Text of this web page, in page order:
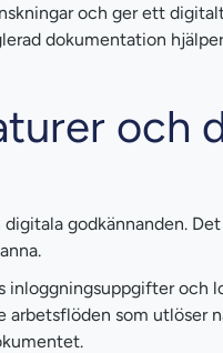
och ger ett
dokumentation
och
godkännanden.
inloggningsuppgifter och
som utlöser